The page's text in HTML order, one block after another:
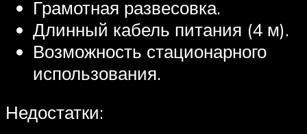
Грамотная развесовка.
Длинный кабель питания (4 м).
Возможность стационарного
использования.
Недостатки: